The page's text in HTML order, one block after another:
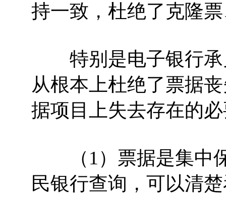
持一致，杜绝了克隆
特别是电子银行承
从根本上杜绝了票据
据项目上失去存在的
（1）票据是集中保
民银行查询，可以清